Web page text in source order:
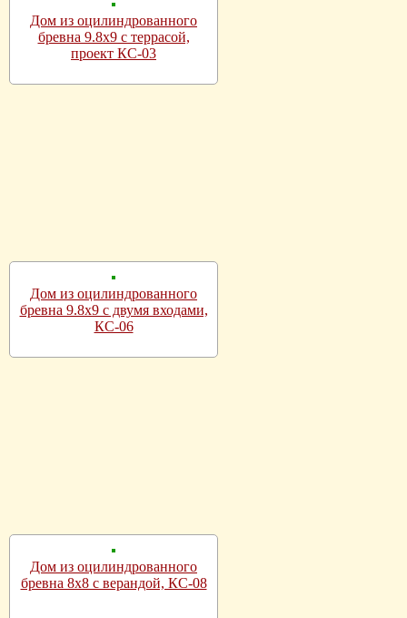
Дом из оцилиндрованного
бревна 9.8х9 с террасой,
проект КС-03
Дом из оцилиндрованного
бревна 9.8х9 с двумя входами,
КС-06
Дом из оцилиндрованного
бревна 8х8 с верандой, КС-08